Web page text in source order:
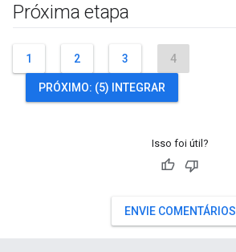
Próxima etapa
1 2 3 4
PRÓXIMO: (5) INTEGRAR
Isso foi útil?
ENVIE COMENTÁRIOS